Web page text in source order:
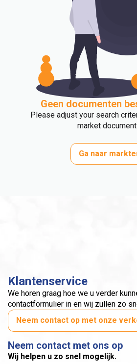
Geen documenten
Please adjust your search
market
Ga naar
Klantenservice
We horen graag hoe we u verder
contactformulier in en wij zullen zo
Neem contact op met onze
Neem contact met ons op
Wij helpen u zo snel mogelijk.